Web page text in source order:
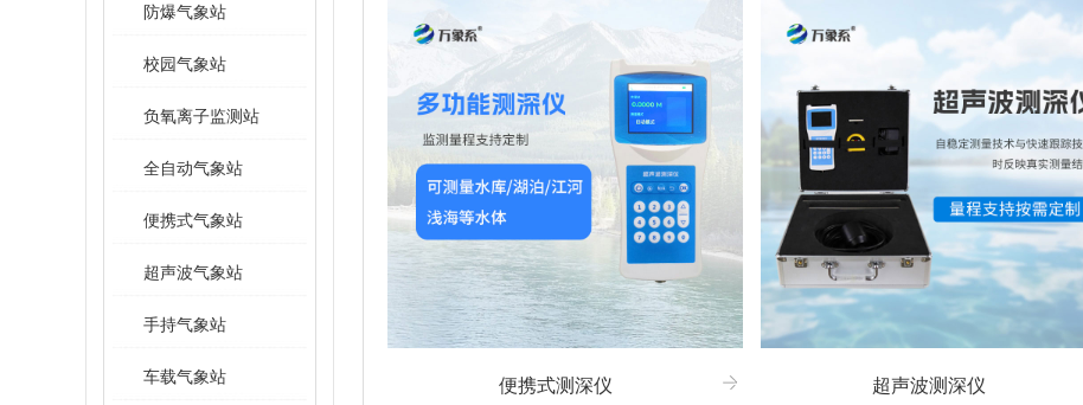
防爆气象站
校园气象站
负氧离子监测站
全自动气象站
便携式气象站
超声波气象站
手持气象站
车载气象站
便携式测深仪
超声波测深仪